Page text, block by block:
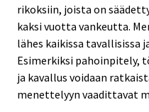
rikoksiin, joista on
kaksi vuotta vankeutta.
lähes kaikissa tavallisissa
Esimerkiksi pahoinpitely,
ja kavallus voidaan
menettelyyn vaadittavat